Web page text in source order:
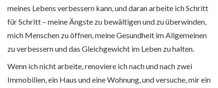
meines Lebens verbessern kann, und daran arbeite ich Schritt
für Schritt – meine Ängste zu bewältigen und zu überwinden,
mich Menschen zu öffnen, meine Gesundheit im Allgemeinen
zu verbessern und das Gleichgewicht im Leben zu halten.
Wenn ich nicht arbeite, renoviere ich nach und nach zwei
Immobilien, ein Haus und eine Wohnung, und versuche, mir ein